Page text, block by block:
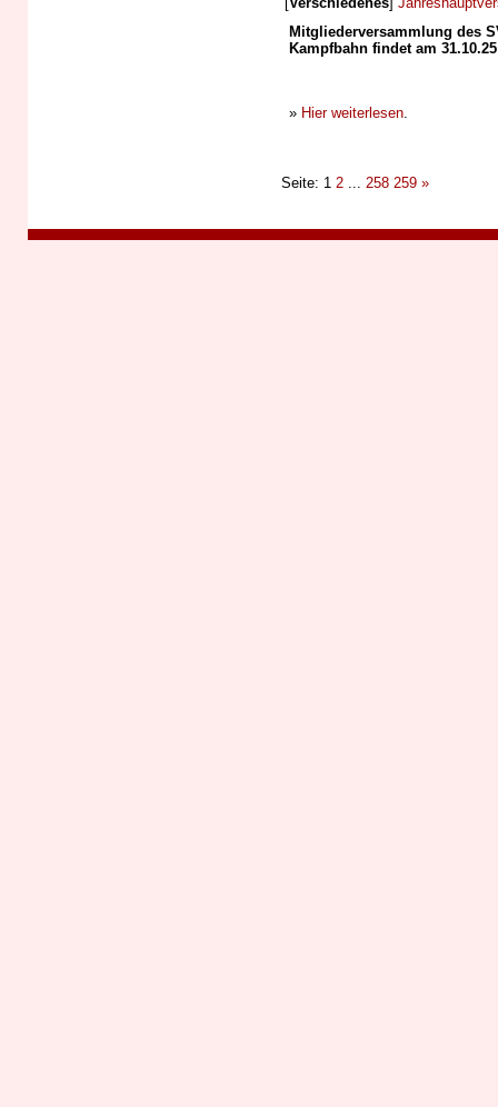
Mitgliederversammlung des
Kampfbahn findet am
» Hier weiterlesen.
Seite: 1 2 ... 258 259 »